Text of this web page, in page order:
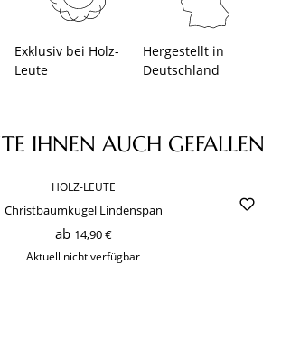
Exklusiv bei Holz-
Leute
Hergestellt in
Deutschland
IHNEN AUCH GEFALLEN
HOLZ-LEUTE
Christbaumkugel Lindenspan
ab 14,90 €
Aktuell nicht verfügbar